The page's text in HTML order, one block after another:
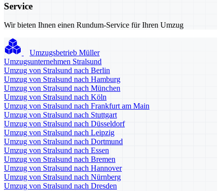
Service
Wir bieten Ihnen einen Rundum-Service für Ihren Umzug
Umzugsbetrieb Müller
Umzugsunternehmen Stralsund
Umzug von Stralsund nach Berlin
Umzug von Stralsund nach Hamburg
Umzug von Stralsund nach München
Umzug von Stralsund nach Köln
Umzug von Stralsund nach Frankfurt am Main
Umzug von Stralsund nach Stuttgart
Umzug von Stralsund nach Düsseldorf
Umzug von Stralsund nach Leipzig
Umzug von Stralsund nach Dortmund
Umzug von Stralsund nach Essen
Umzug von Stralsund nach Bremen
Umzug von Stralsund nach Hannover
Umzug von Stralsund nach Nürnberg
Umzug von Stralsund nach Dresden